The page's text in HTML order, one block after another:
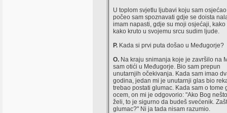
U toplom svjetlu ljubavi koju sam
počeo sam spoznavati gdje se doista
imam napasti, gdje su moji osjećaji, kako
kako kruto u svojemu srcu sudim ljude.
P. Kada si prvi puta došao u Međugorje?
O. Na kraju snimanja koje je završilo na
sam otići u Međugorje. Bio sam prepun
unutarnjih očekivanja. Kada sam imao
godina, jedan mi je unutarnji glas bio
trebao postati glumac. Kada sam o tome
ocem, on mi je odgovorio: "Ako Bog
želi, to je sigurno da budeš svećenik.
glumac?" Ni ja tada nisam razumio.